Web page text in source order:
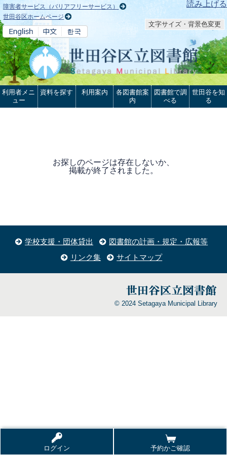
本文へ 読み上げる
障害者サービス（バリアフリーサービス）
世田谷区ホームページ
文字サイズ・背景色変更
ログイン 予約かご確認
利用者メニ
ュー
資料を探す 利用案内
各図書館案
内
図書館で調
べる
世田谷を知
る
お探しのページは存在しないか、
掲載が終了されました。
学校支援・団体貸出
図書館の計画・規定・広報等
リンク集
サイトマップ
© 2024 Setagaya Municipal Library